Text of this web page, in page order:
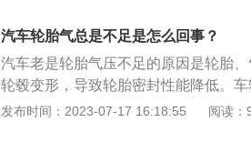
如都不行，建议去修理厂检查并修理
性差会造成轮胎漏气，当气门嘴已经
变形：当轮胎充满气时，外缘会紧贴
在隐藏的泄漏。如果这种情况比较严
不能承受较大压力，导致漏气。需要
阀芯上浇水。如果有气泡，则表示漏
胎外侧的损坏。在严重情况下，可能
们就必须尽快更换新轮胎，以避免爆
建议不要修理轮胎。4、轮毂变形。当
汽车轮胎气总是不足是怎么回事？
汽车老是轮胎气压不足的原因是轮胎
轮毂变形，导致轮胎密封性能降低。
冷缩，因轮胎存在工艺差别，有可能
发布时间：2023-07-17 16:18:55 阅读：